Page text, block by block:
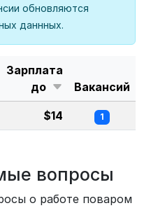
обновляются
даннных.
Зарплата
до
Вакансий
$14 1
вопросы
о работе поваром